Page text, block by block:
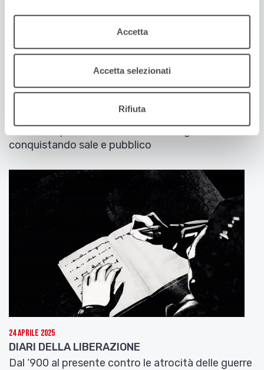
Accetta
Accetta selezionati
Rifiuta
LUCA MARINELLI E IL SUO PATERNAL LEAVE
L'attore ci parla del film di Alissa Jung, che sta
conquistando sale e pubblico
24 Aprile 2025
DIARI DELLA LIBERAZIONE
Dal ‘900 al presente contro le atrocità delle guerre